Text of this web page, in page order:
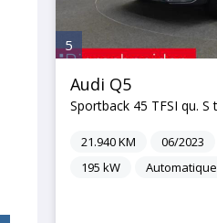
5
Audi Q5
21.940KM 06/2023
195 kW Automatique